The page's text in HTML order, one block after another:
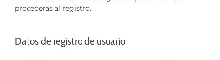
procederás al registro.
Datos de registro de usuario